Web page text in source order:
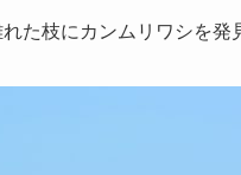
た枝にカンムリワシを発